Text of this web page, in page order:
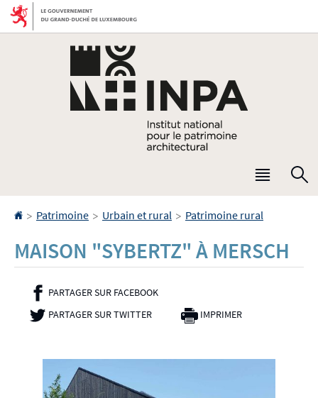
Aller
Aller
Menu
Accueil
> Patrimoine > Urbain et rural > Patrimoine rural
MAISON "SYBERTZ" À MERSCH
PARTAGER SUR FACEBOOK- NOUVELLE FENÊTRE
PARTAGER SUR TWITTER- NOUVELLE FENÊTRE
IMPRIMER